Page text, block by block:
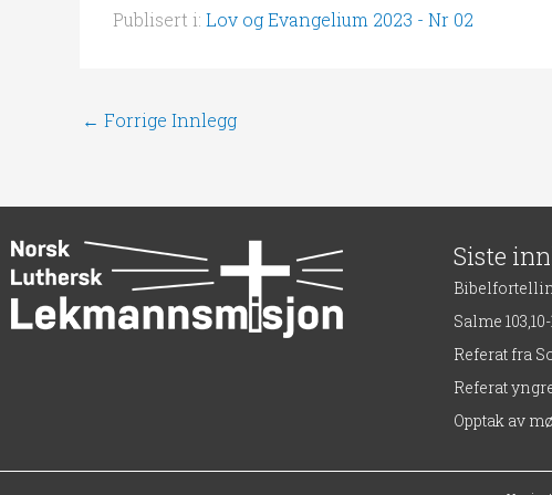
Publisert i: Lov og Evangelium 2023 - Nr 02
← Forrige Innlegg
Siste
Salme 103,10-
Referat fra
Referat
Opptak av